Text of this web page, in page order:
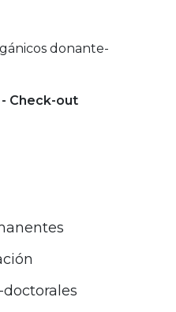
donante-
Check-out